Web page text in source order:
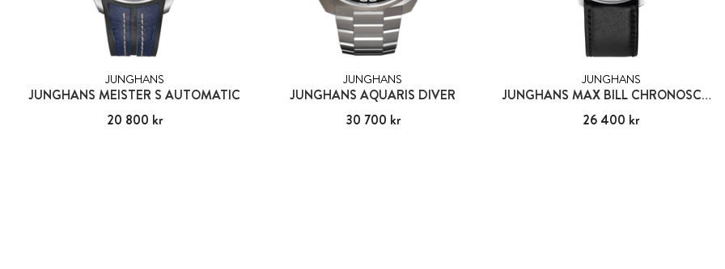
JUNGHANS
JUNGHANS MEISTER S AUTOMATIC
Pris:20 800 kr
20 800 kr
JUNGHANS
JUNGHANS AQUARIS DIVER
Pris:30 700 kr
30 700 kr
JUNGHANS
JUNGHANS MAX BILL CHRONOSCOPE
Pris:26 400 kr
26 400 kr